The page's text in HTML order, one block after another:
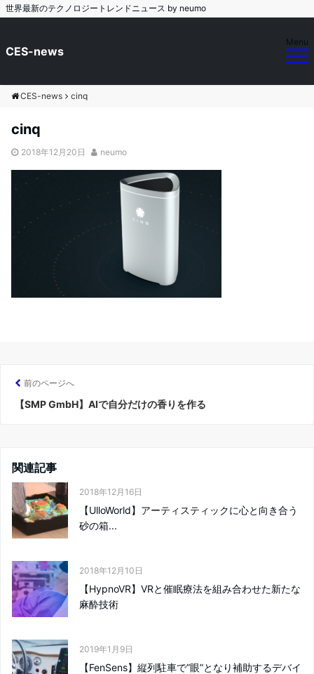
世界最新のテクノロジートレンドニュース by neumo
CES-news
Menu
CES-news cinq
cinq
2018年12月20日 neumo
前のページへ
【SMP GmbH】AIで自分だけの香りを作る
関連記事
2018年12月16日
【UlloWorld】アーティスティックに心と向き合う
砂の箱...
2018年12月10日
【HypnoVR】VRと催眠療法を組み合わせた新たな
麻酔技術
2019年1月9日
【FenSens】縦列駐車で”眼”となり補助するデバイ